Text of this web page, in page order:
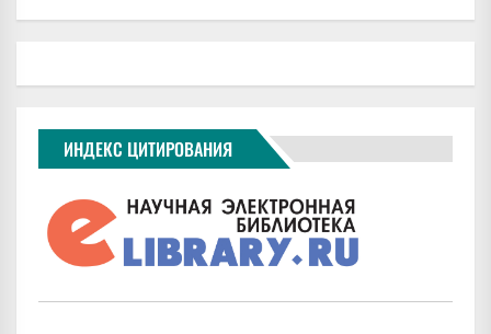
ИНДЕКС ЦИТИРОВАНИЯ